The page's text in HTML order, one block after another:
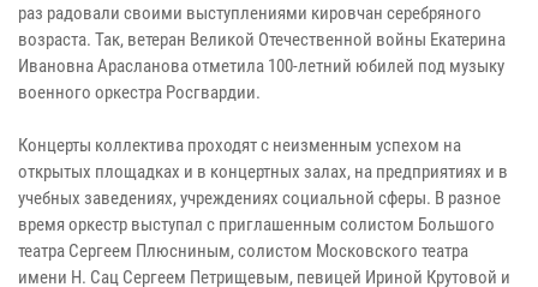
раз радовали своими выступлениями кировчан серебряного
возраста. Так, ветеран Великой Отечественной войны Екатерина
Ивановна Арасланова отметила 100-летний юбилей под музыку
военного оркестра Росгвардии.
Концерты коллектива проходят с неизменным успехом на
открытых площадках и в концертных залах, на предприятиях и в
учебных заведениях, учреждениях социальной сферы. В разное
время оркестр выступал с приглашенным солистом Большого
театра Сергеем Плюсниным, солистом Московского театра
имени Н. Сац Сергеем Петрищевым, певицей Ириной Крутовой и